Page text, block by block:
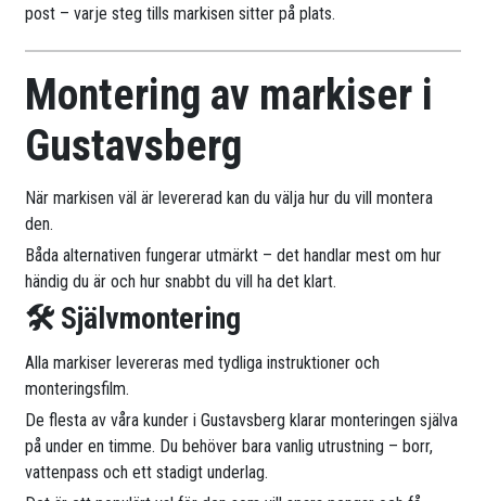
post – varje steg tills markisen sitter på plats.
Montering av markiser i
Gustavsberg
När markisen väl är levererad kan du välja hur du vill montera
den.
Båda alternativen fungerar utmärkt – det handlar mest om hur
händig du är och hur snabbt du vill ha det klart.
🛠 Självmontering
Alla markiser levereras med tydliga instruktioner och
monteringsfilm.
De flesta av våra kunder i Gustavsberg klarar monteringen själva
på under en timme. Du behöver bara vanlig utrustning – borr,
vattenpass och ett stadigt underlag.